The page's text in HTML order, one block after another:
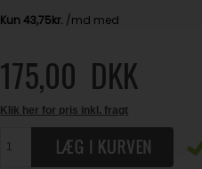
175,00 DKK
Klik her for pris inkl. fragt